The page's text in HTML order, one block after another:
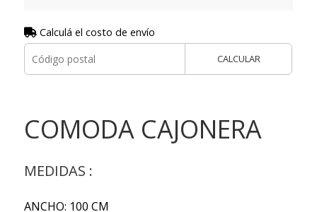
Calculá el costo de envío
CALCULAR
COMODA CAJONERA
MEDIDAS :
ANCHO: 100 CM